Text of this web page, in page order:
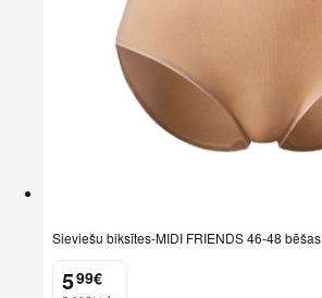
Sieviešu biksītes-MIDI FRIENDS 46-48 bēšas
5
. 99€